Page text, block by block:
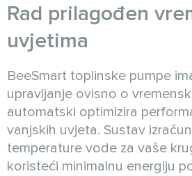
Rad prilagođen
uvjetima
BeeSmart toplinske pumpe
upravljanje ovisno o
automatski optimizira
vanjskih uvjeta. Sustav
temperature vode za vaše
koristeći minimalnu energiju